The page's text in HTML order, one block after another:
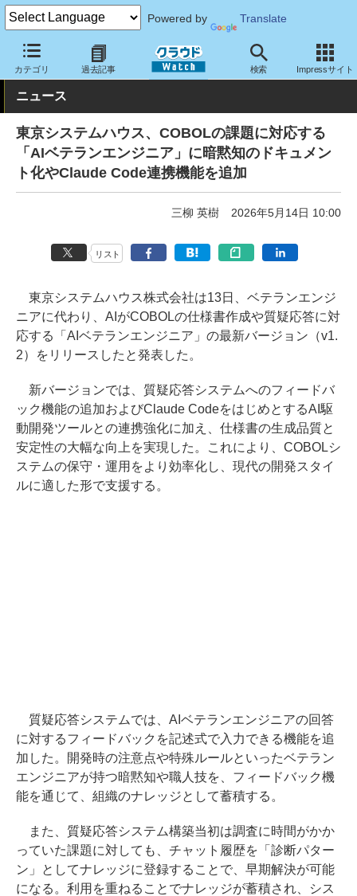
Powered by Translate
カテゴリ 過去記事 検索 Impressサイト
クラウド Watch サービス・ソフト サービス その他
ニュース
東京システムハウス、COBOLの課題に対応する
「AIベテランエンジニア」に暗黙知のドキュメン
ト化やClaude Code連携機能を追加
三柳 英樹 2026年5月14日 10:00
リスト
東京システムハウス株式会社は13日、ベテランエンジ
ニアに代わり、AIがCOBOLの仕様書作成や質疑応答に対
応する「AIベテランエンジニア」の最新バージョン（v1.
2）をリリースしたと発表した。
新バージョンでは、質疑応答システムへのフィードバ
ック機能の追加およびClaude CodeをはじめとするAI駆
動開発ツールとの連携強化に加え、仕様書の生成品質と
安定性の大幅な向上を実現した。これにより、COBOLシ
ステムの保守・運用をより効率化し、現代の開発スタイ
ルに適した形で支援する。
質疑応答システムでは、AIベテランエンジニアの回答
に対するフィードバックを記述式で入力できる機能を追
加した。開発時の注意点や特殊ルールといったベテラン
エンジニアが持つ暗黙知や職人技を、フィードバック機
能を通じて、組織のナレッジとして蓄積する。
また、質疑応答システム構築当初は調査に時間がかか
っていた課題に対しても、チャット履歴を「診断パター
ン」としてナレッジに登録することで、早期解決が可能
になる。利用を重ねることでナレッジが蓄積され、シス